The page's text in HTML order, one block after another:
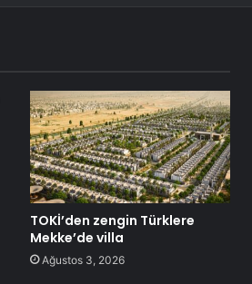
TOKİ’den zengin Türklere
Mekke’de villa
Ağustos 3, 2026